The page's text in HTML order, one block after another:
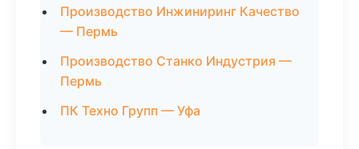
Производство Инжиниринг Качество
— Пермь
Производство Станко Индустрия —
Пермь
ПК Техно Групп — Уфа